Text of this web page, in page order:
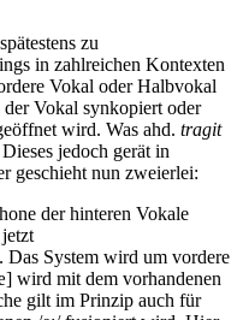
zu
in zahlreichen Kontexten
Vokal oder Halbvokal
Vokal synkopiert oder
wird. Was ahd. tragit
jedoch gerät in
geschieht nun zweierlei:
der hinteren Vokale
Das System wird um vordere
wird mit dem vorhandenen
gilt im Prinzip auch für